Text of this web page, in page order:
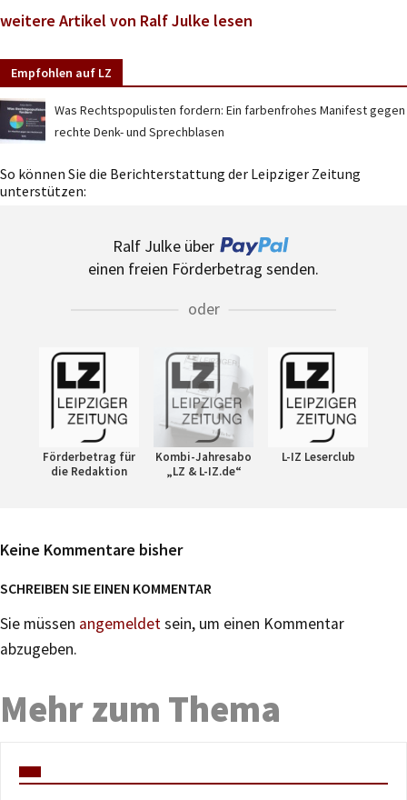
weitere Artikel von Ralf Julke lesen
Empfohlen auf LZ
Was Rechtspopulisten fordern: Ein farbenfrohes Manifest gegen
rechte Denk- und Sprechblasen
So können Sie die Berichterstattung der Leipziger Zeitung
unterstützen:
Ralf Julke über
einen freien Förderbetrag senden.
oder
Förderbetrag für
die Redaktion
Kombi-Jahresabo
„LZ & L-IZ.de“
L-IZ Leserclub
Keine Kommentare bisher
SCHREIBEN SIE EINEN KOMMENTAR
Sie müssen angemeldetsein, um einen Kommentar
abzugeben.
Mehr zum Thema